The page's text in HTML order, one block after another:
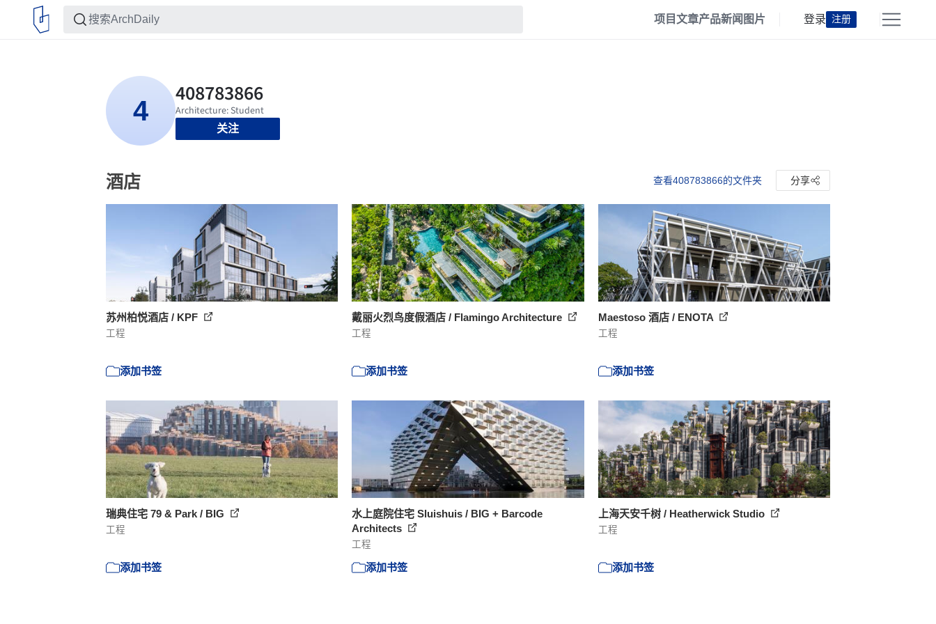
项目文章产品新闻 图片 登录 注册
关注
酒店 查看408783866的文件夹 分享
苏州柏悦酒店 / KPF
工程
添加书签
戴丽火烈鸟度假酒店 / Flamingo Architecture
工程
添加书签
Maestoso 酒店 / ENOTA
工程
添加书签
瑞典住宅 79 & Park / BIG
工程
添加书签
水上庭院住宅 Sluishuis / BIG + Barcode
Architects
工程
添加书签
上海天安千树 / Heatherwick Studio
工程
添加书签